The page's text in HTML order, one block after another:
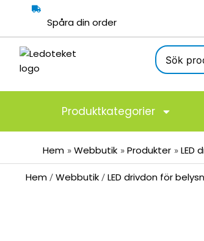
innehåll
Spåra din order
Search
...
Produktkategorier
Hem Webbutik Produkter LED
Hem / Webbutik / LED drivdon för